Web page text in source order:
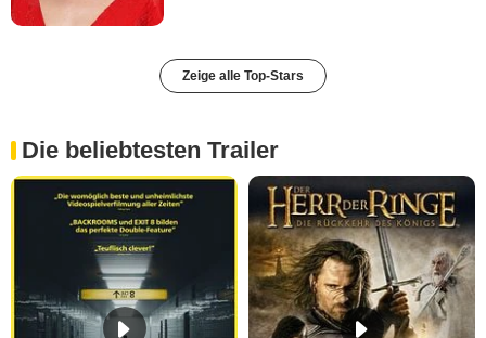
Zeige alle Top-Stars
Die beliebtesten Trailer